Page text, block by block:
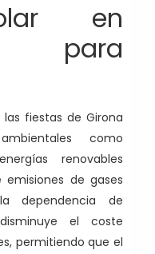
en
para
fiestas de Girona
como
renovables
de gases
dependencia de
el coste
permitiendo que el